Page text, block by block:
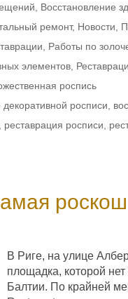
Восстановление
ремонт, Новости
Работы по
элементов
роспись
декоративной росписи
реставрация росписи
В Риге, на улице
площадка, которой
Балтии. По крайней